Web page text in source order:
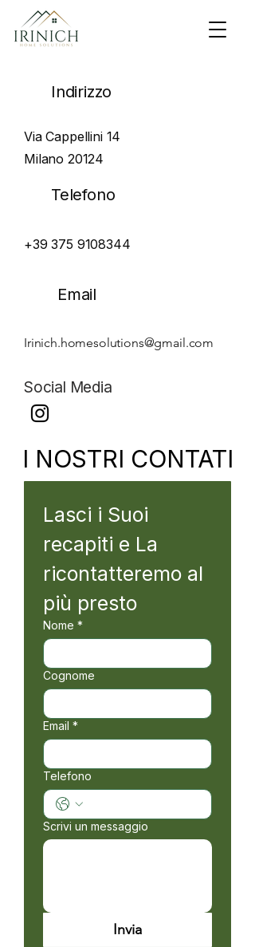
Indirizzo
Via Cappellini 14
Milano 20124
Telefono
+39 375 9108344
Email
Irinich.homesolutions@gmail.com
Social Media
I NOSTRI CONTATI
Lasci i Suoi
recapiti e La
ricontatteremo al
più presto
Nome *
Cognome
Email *
Telefono
Scrivi un messaggio
Invia